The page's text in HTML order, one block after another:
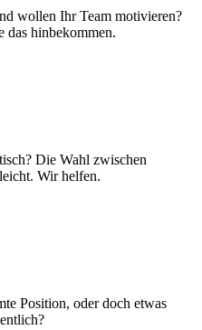
wollen Ihr Team motivieren?
das hinbekommen.
Die Wahl zwischen
Wir helfen.
Position, oder doch etwas